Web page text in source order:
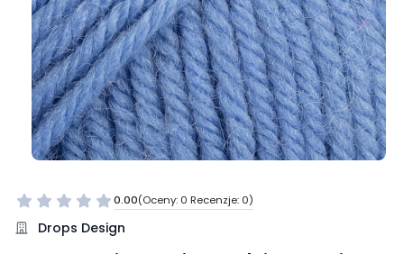
0.00(Oceny: 0 Recenzje: 0)
Przejdź do sekcji Opinie
Drops Design